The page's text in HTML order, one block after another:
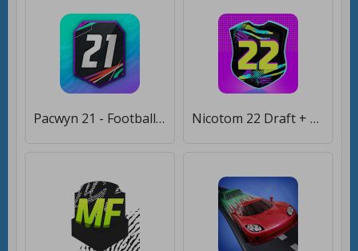
Pacwyn 21 - Football Draft and Pack Opener [Много монет] Nicotom 22 Draft + Pack Opener [Много монет]